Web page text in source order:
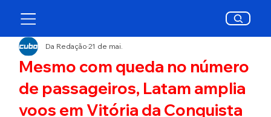
Mesmo com queda no número
de passageiros, Latam amplia
voos em Vitória da Conquista
Da Redação21 de mai.